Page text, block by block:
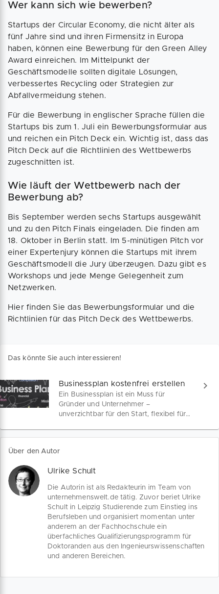
Wer kann sich wie bewerben?
Startups der Circular Economy, die nicht älter als
fünf Jahre sind und ihren Firmensitz in Europa
haben, können eine Bewerbung für den Green Alley
Award einreichen. Im Mittelpunkt der
Geschäftsmodelle sollten digitale Lösungen,
verbessertes Recycling oder Strategien zur
Abfallvermeidung stehen.
Für die Bewerbung in englischer Sprache füllen die
Startups bis zum 1. Juli ein Bewerbungsformular aus
und reichen ein Pitch Deck ein. Wichtig ist, dass das
Pitch Deck auf die Richtlinien des Wettbewerbs
zugeschnitten ist.
Wie läuft der Wettbewerb nach der
Bewerbung ab?
Bis September werden sechs Startups ausgewählt
und zu den Pitch Finals eingeladen. Die finden am
18. Oktober in Berlin statt. Im 5-minütigen Pitch vor
einer Expertenjury können die Startups mit ihrem
Geschäftsmodell die Jury überzeugen. Dazu gibt es
Workshops und jede Menge Gelegenheit zum
Netzwerken.
Hier finden Sie das Bewerbungsformular und die
Richtlinien für das Pitch Deck des Wettbewerbs.
Das könnte Sie auch interessieren!
Businessplan kostenfrei erstellen
Ein Businessplan ist ein Muss für
Gründer und Unternehmer –
unverzichtbar für den Start, flexibel für
Über den Autor
Ulrike Schult
Die Autorin ist als Redakteurin im Team von
unternehmenswelt.de tätig. Zuvor beriet Ulrike
Schult in Leipzig Studierende zum Einstieg ins
Berufsleben und organisiert momentan unter
anderem an der Fachhochschule ein
überfachliches Qualifizierungsprogramm für
Doktoranden aus den Ingenieurswissenschaften
und anderen Bereichen.